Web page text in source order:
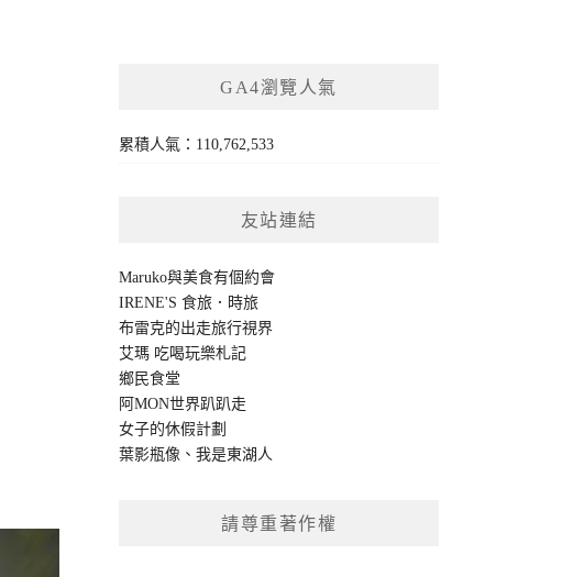
GA4瀏覽人氣
累積人氣：110,762,533
友站連結
Maruko與美食有個約會
IRENE'S 食旅．時旅
布雷克的出走旅行視界
艾瑪 吃喝玩樂札記
鄉民食堂
阿MON世界趴趴走
女子的休假計劃
葉影瓶像 、我是東湖人
請尊重著作權